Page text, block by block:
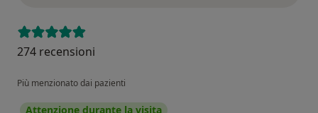
274 recensioni
Più menzionato dai pazienti
Attenzione durante la visita